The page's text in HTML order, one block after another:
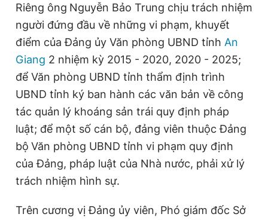
Riêng ông Nguyễn Bảo Trung chịu trách nhiệm
người đứng đầu về những vi phạm, khuyết
điểm của Đảng ủy Văn phòng UBND tỉnh An
Giang 2 nhiệm kỳ 2015 - 2020, 2020 - 2025;
để Văn phòng UBND tỉnh thẩm định trình
UBND tỉnh ký ban hành các văn bản về công
tác quản lý khoáng sản trái quy định pháp
luật; để một số cán bộ, đảng viên thuộc Đảng
bộ Văn phòng UBND tỉnh vi phạm quy định
của Đảng, pháp luật của Nhà nước, phải xử lý
trách nhiệm hình sự.
Trên cương vị Đảng ủy viên, Phó giám đốc Sở